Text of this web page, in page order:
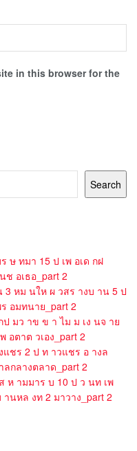
in this browser for the
Search
ษ ทมา 15 ป เพ อเด กฝ
ช อเธอ_part 2
3 หม นให ผ วสร างบ าน 5 ป
อมทนาย_part 2
มว าข ข า ไม ม เง นจ าย
อตาต วเอง_part 2
แชร 2 ป ท าวแชร อ างล
กลางตลาด_part 2
ห ามมาร บ 10 ป ว นท เพ
นหล งท 2 มาวาง_part 2